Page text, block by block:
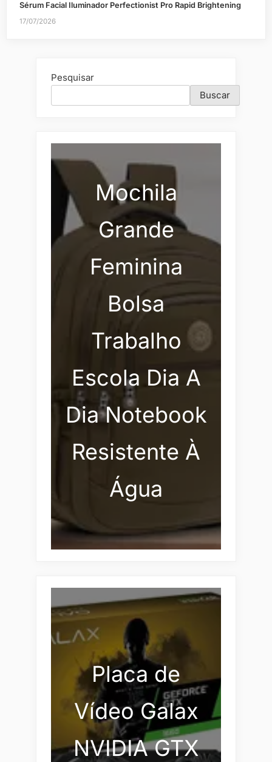
Sérum Facial Iluminador Perfectionist Pro Rapid Brightening
17/07/2026
Pesquisar
Buscar
Mochila
Grande
Feminina
Bolsa
Trabalho
Escola Dia A
Dia Notebook
Resistente À
Água
Placa de
Vídeo Galax
NVIDIA GTX